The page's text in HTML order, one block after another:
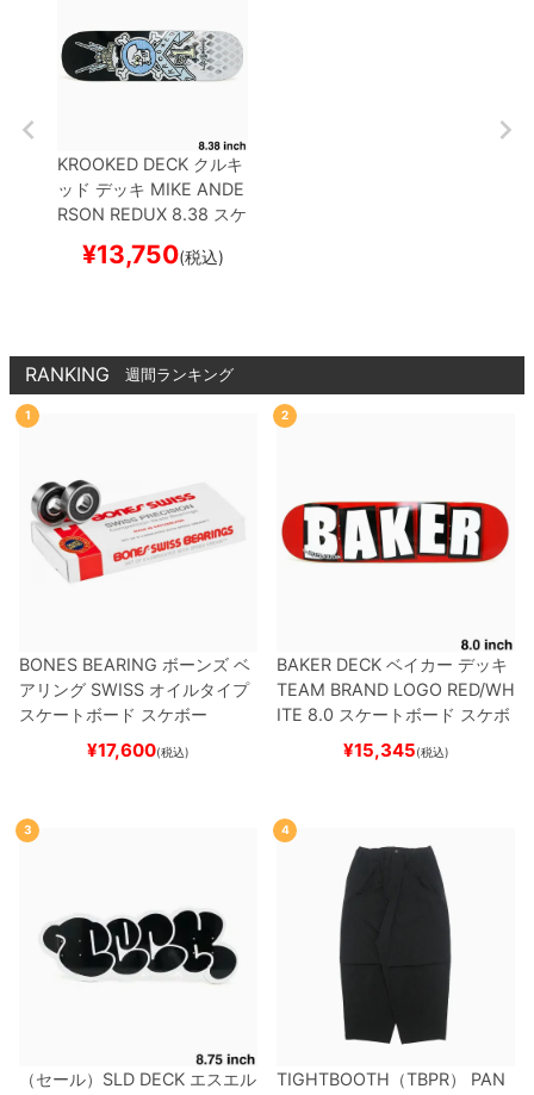
KROOKED DECK クルキ
ッド デッキ MIKE ANDE
RSON REDUX 8.38 スケ
¥13,750(税込)
RANKING 週間ランキング
1
BONES BEARING ボーンズ ベ
アリング SWISS オイルタイプ
スケートボード スケボー
¥17,600(税込)
2
BAKER DECK ベイカー デッキ
TEAM BRAND LOGO RED/WH
ITE 8.0 スケートボード スケボ
¥15,345(税込)
3
（セール） SLD DECK エスエル
4
TIGHTBOOTH（TBPR） PAN